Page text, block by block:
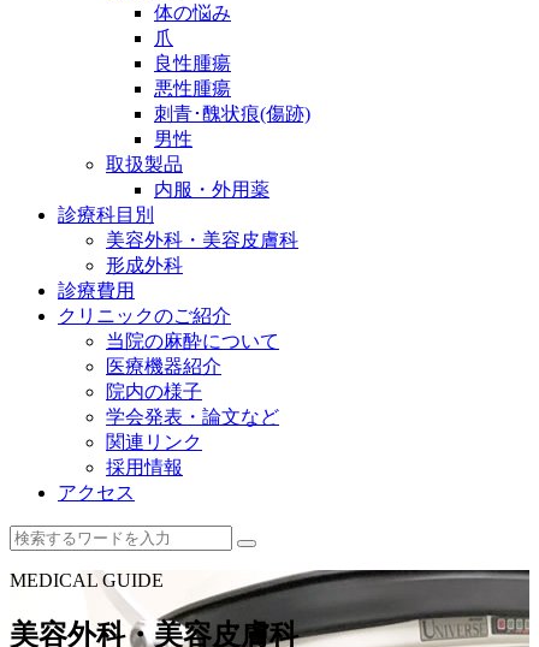
体の悩み
爪
良性腫瘍
悪性腫瘍
刺青･醜状痕(傷跡)
男性
取扱製品
内服・外用薬
診療科目別
美容外科・美容皮膚科
形成外科
診療費用
クリニックのご紹介
当院の麻酔について
医療機器紹介
院内の様子
学会発表・論文など
関連リンク
採用情報
アクセス
MEDICAL GUIDE
美容外科・美容皮膚科